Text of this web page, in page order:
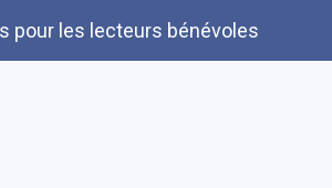
pour les lecteurs bénévoles